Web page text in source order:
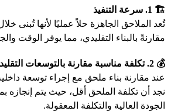
🏗️ 1. سرعة التنفيذ
تُعد الملاحق الجاهزة حلاً عمليًا لأنها تُبنى
مقارنةً بالبناء التقليدي، مما يوفر الوقت
💰 2. تكلفة مناسبة مقارنة بالتوسعات التقليدية
عند مقارنة بناء ملحق مع إجراء توسعة
نجد أن تكلفة الملحق أقل، حيث يتم إنجازه
الجودة العالية والتكلفة المعقولة.